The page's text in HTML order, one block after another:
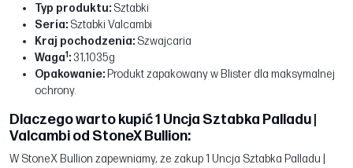
Typ produktu: Sztabki
Seria: Sztabki Valcambi
Kraj pochodzenia: Szwajcaria
Waga1: 31,1035g
Opakowanie: Produkt zapakowany w Blister dla maksymalnej
ochrony.
Dlaczego warto kupić 1 Uncja Sztabka Palladu |
Valcambi od StoneX Bullion:
W StoneX Bullion zapewniamy, że zakup 1 Uncja Sztabka Palladu |